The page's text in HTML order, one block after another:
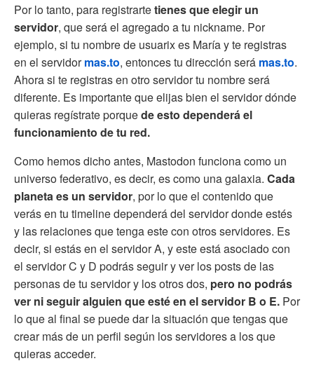
Por lo tanto, para registrartetienes que elegir un
servidor, que será el agregado a tu nickname. Por
ejemplo, si tu nombre de usuarix es María y te registras
en el servidormas.to, entonces tu dirección será mas.to.
Ahora si te registras en otro servidor tu nombre será
diferente. Es importante que elijas bien el servidor dónde
quieras regístrate porquede esto dependerá el
funcionamiento de tu red.
Como hemos dicho antes, Mastodon funciona como un
universo federativo, es decir, es como una galaxia. Cada
planeta es un servidor, por lo que el contenido que
verás en tu timeline dependerá del servidor donde estés
y las relaciones que tenga este con otros servidores. Es
decir, si estás en el servidor A, y este está asociado con
el servidor C y D podrás seguir y ver los posts de las
personas de tu servidor y los otros dos, pero no podrás
ver ni seguir alguien que esté en el servidor B o E. Por
lo que al final se puede dar la situación que tengas que
crear más de un perfil según los servidores a los que
quieras acceder.